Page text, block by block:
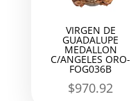
VIRGEN DE
GUADALUPE
MEDALLON
C/ANGELES ORO-
FOG036B
$970.92